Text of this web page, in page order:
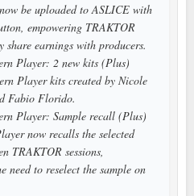
be uploaded to ASLICE with
empowering TRAKTOR
share earnings with producers.
Player: 2 new kits (Plus)
Player kits created by Nicole
Fabio Florido.
Player: Sample recall (Plus)
now recalls the selected
TRAKTOR sessions,
need to reselect the sample on